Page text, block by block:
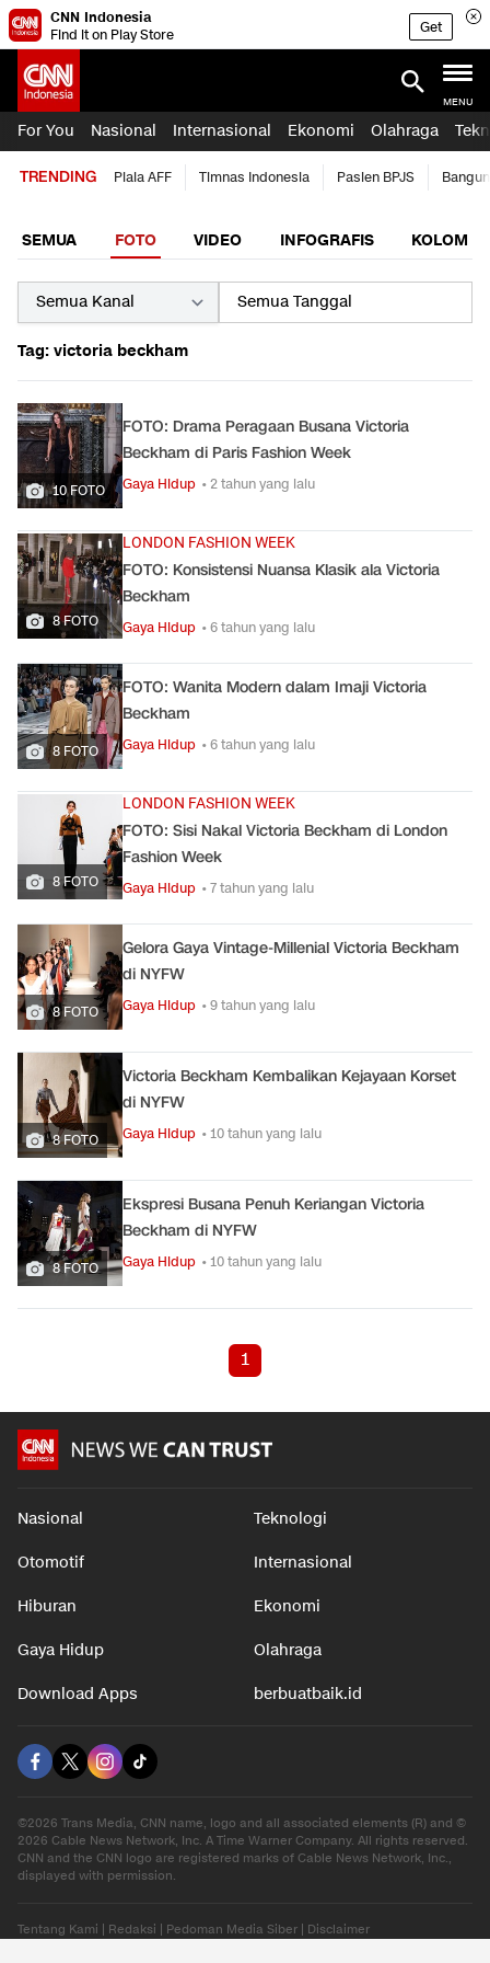
CNN Indonesia
Find it on Play Store
Get
MENU
For You Nasional Internasional Ekonomi Olahraga
TRENDING Piala AFF Timnas Indonesia Pasien BPJS
SEMUA FOTO VIDEO INFOGRAFIS KOLOM
Tag: victoria beckham
10 FOTO
FOTO: Drama Peragaan Busana Victoria
Beckham di Paris Fashion Week
Gaya Hidup • 2 tahun yang lalu
8 FOTO
LONDON FASHION WEEK
FOTO: Konsistensi Nuansa Klasik ala Victoria
Beckham
Gaya Hidup • 6 tahun yang lalu
8 FOTO
FOTO: Wanita Modern dalam Imaji Victoria
Beckham
Gaya Hidup • 6 tahun yang lalu
8 FOTO
LONDON FASHION WEEK
FOTO: Sisi Nakal Victoria Beckham di London
Fashion Week
Gaya Hidup • 7 tahun yang lalu
8 FOTO
Gelora Gaya Vintage-Millenial Victoria Beckham
di NYFW
Gaya Hidup • 9 tahun yang lalu
8 FOTO
Victoria Beckham Kembalikan Kejayaan Korset
di NYFW
Gaya Hidup • 10 tahun yang lalu
8 FOTO
Ekspresi Busana Penuh Keriangan Victoria
Beckham di NYFW
Gaya Hidup • 10 tahun yang lalu
1
Nasional Teknologi
Otomotif Internasional
Hiburan Ekonomi
Gaya Hidup Olahraga
Download Apps berbuatbaik.id
©2026 Trans Media, CNN name, logo and all associated elements (R) and ©
2026 Cable News Network, Inc. A Time Warner Company. All rights reserved.
CNN and the CNN logo are registered marks of Cable News Network, Inc.,
displayed with permission.
Tentang Kami Redaksi Pedoman Media Siber Disclaimer